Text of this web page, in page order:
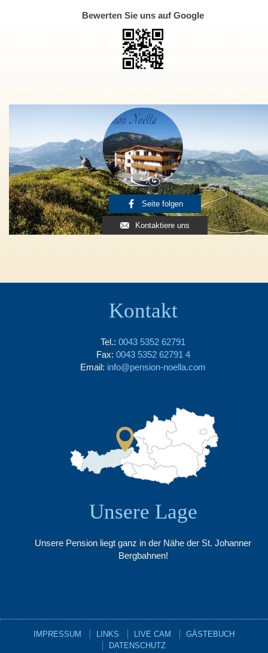
Bewerten Sie uns auf Google
Seite folgen
Kontaktiere uns
Kontakt
Tel.: 0043 5352 62791
Fax: 0043 5352 62791 4
Email: info@pension-noella.com
Unsere Lage
Unsere Pension liegt ganz in der Nähe der St. Johanner
Bergbahnen!
IMPRESSUM LINKS LIVE CAM
GÄSTEBUCH
DATENSCHUTZ